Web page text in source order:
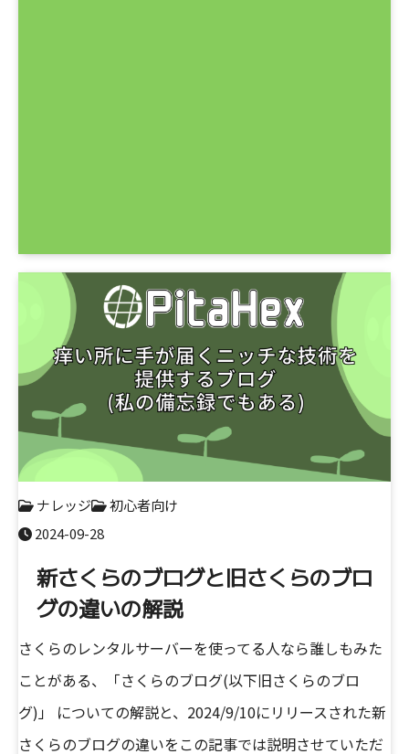
ナレッジ
初心者向け
2024-09-28
新さくらのブログと旧さくらのブロ
グの違いの解説
さくらのレンタルサーバーを使ってる人なら誰しもみた
ことがある、「さくらのブログ(以下旧さくらのブロ
グ)」 についての解説と、2024/9/10にリリースされた新
さくらのブログの違いをこの記事では説明させていただ